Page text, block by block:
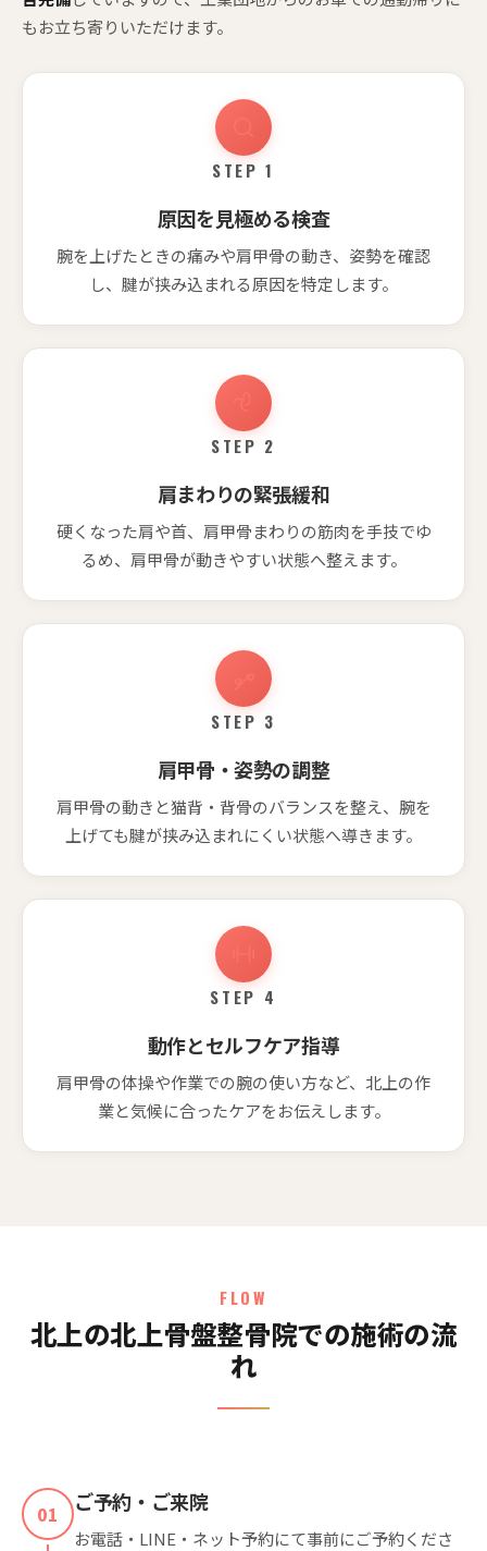
もお立ち寄りいただけます。
STEP 1
原因を見極める検査
腕を上げたときの痛みや肩甲骨の動き、姿勢を確認
し、腱が挟み込まれる原因を特定します。
STEP 2
肩まわりの緊張緩和
硬くなった肩や首、肩甲骨まわりの筋肉を手技でゆ
るめ、肩甲骨が動きやすい状態へ整えます。
STEP 3
肩甲骨・姿勢の調整
肩甲骨の動きと猫背・背骨のバランスを整え、腕を
上げても腱が挟み込まれにくい状態へ導きます。
STEP 4
動作とセルフケア指導
肩甲骨の体操や作業での腕の使い方など、北上の作
業と気候に合ったケアをお伝えします。
FLOW
北上の北上骨盤整骨院での施術の流
れ
01 ご予約・ご来院
お電話・LINE・ネット予約にて事前にご予約くださ